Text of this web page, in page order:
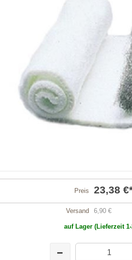
Preis 23,38 €
Versand 6,90 €
auf Lager (Lieferzeit 1-